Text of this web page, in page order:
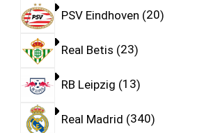
PSV Eindhoven 20
Real Betis 23
RB Leipzig 13
Real Madrid 340